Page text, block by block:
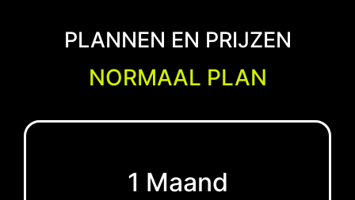
PLANNEN EN PRIJZEN
NORMAAL PLAN
1 Maand